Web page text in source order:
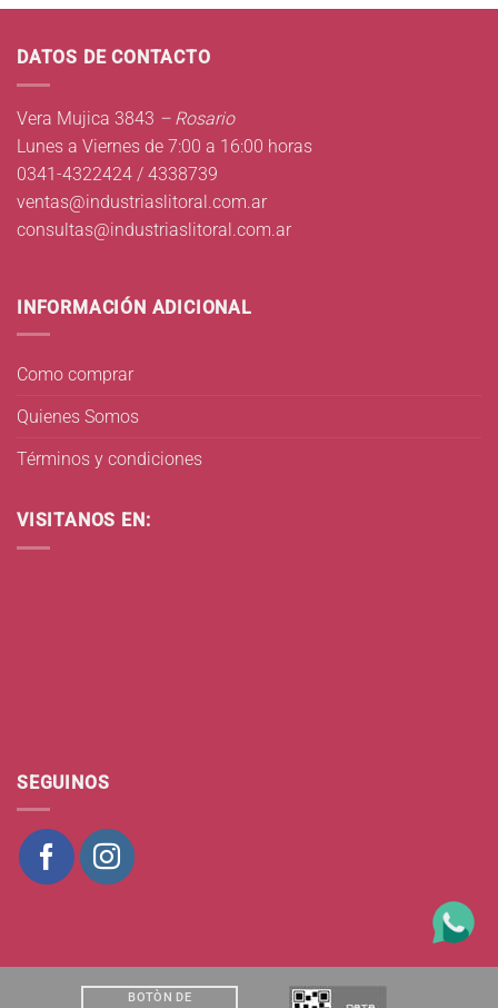
DATOS DE CONTACTO
Vera Mujica 3843 – Rosario
Lunes a Viernes de 7:00 a 16:00 horas
0341-4322424 / 4338739
ventas@industriaslitoral.com.ar
consultas@industriaslitoral.com.ar
INFORMACIÓN ADICIONAL
Como comprar
Quienes Somos
Términos y condiciones
VISITANOS EN:
SEGUINOS
BOTÒN DE